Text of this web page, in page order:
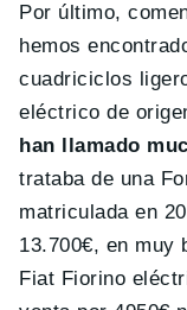
Por último,
hemos
cuadriciclos
eléctrico de
han llamado
trataba de una
matriculada en
13.700€, en muy
Fiat Fiorino